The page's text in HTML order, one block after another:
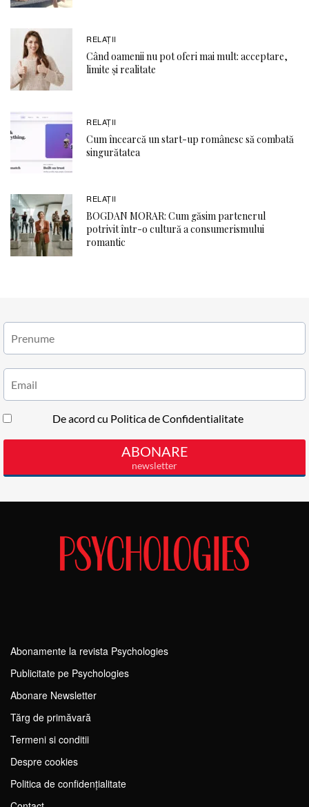
RELAŢII
Când oamenii nu pot oferi mai mult: acceptare,
limite și realitate
RELAŢII
Cum încearcă un start-up românesc să combată
singurătatea
RELAŢII
BOGDAN MORAR: Cum găsim partenerul
potrivit într-o cultură a consumerismului
romantic
Abonamente la revista Psychologies
Publicitate pe Psychologies
Abonare Newsletter
Tărg de primăvară
Termeni si conditii
Despre cookies
Politica de confidențialitate